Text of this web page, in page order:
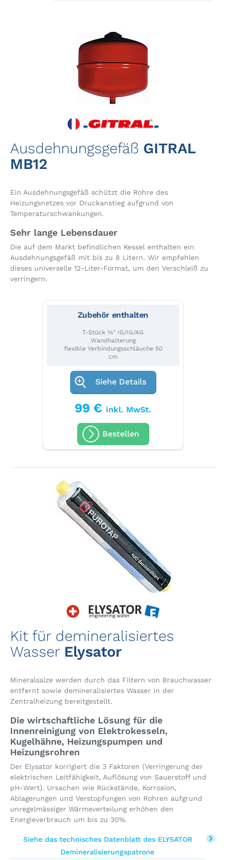
Ausdehnungsgefäß GITRAL
MB12
Ein Ausdehnungsgefäß schützt die Rohre des
Heizungsnetzes vor Druckanstieg aufgrund von
Temperaturschwankungen.
Sehr lange Lebensdauer
Die auf dem Markt befindlichen Kessel enthalten ein
Ausdehnungsgefäß mit bis zu 8 Litern. Wir empfehlen
dieses universelle 12-Liter-Format, um den Verschleiß zu
verringern.
Zubehör enthalten
T-Stück ¾" IG/IG/AG
Wandhalterung
flexible Verbindungsschläuche 50
cm
Siehe Details
99 € inkl. MwSt.
Bestellen
Kit für demineralisiertes
Wasser Elysator
Mineralsalze werden durch das Filtern von Brauchwasser
entfernt sowie demineralisiertes Wasser in der
Zentralheizung bereitgestellt.
Die wirtschaftliche Lösung für die
Innenreinigung von Elektrokesseln,
Kugelhähne, Heizungspumpen und
Heizungsrohren
Der Elysator korrigiert die 3 Faktoren (Verringerung der
elektrischen Leitfähigkeit, Auflösung von Sauerstoff und
pH-Wert). Ursachen wie Rückstände, Korrosion,
Ablagerungen und Verstopfungen von Rohren aufgrund
unregelmässiger Wärmeverteilung erhöhen den
Energieverbrauch um bis zu 30%.
Siehe das technisches Datenblatt des ELYSATOR
Demineralisierungspatrone